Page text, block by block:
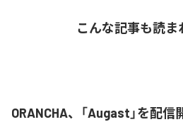
こんな記事も読ま
ORANCHA、「Augast」を配信